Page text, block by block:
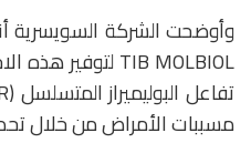
وأوضحت الشركة السويسرية
TIB MOLBIOL لتوفير هذه
مسببات الأمراض من خلال